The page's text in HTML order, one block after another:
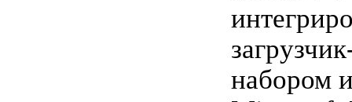
набором